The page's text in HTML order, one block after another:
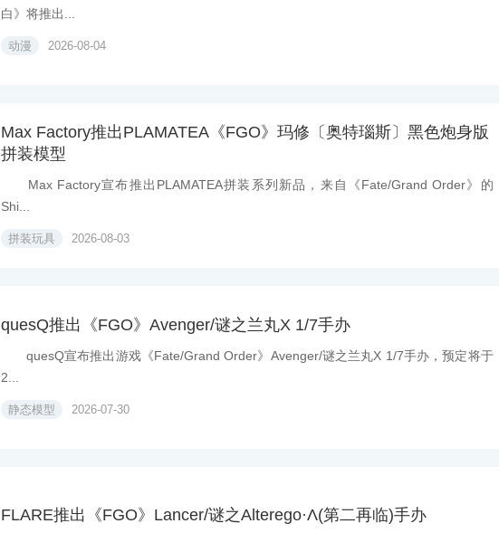
白》将推出...
动漫 2026-08-04
Max Factory推出PLAMATEA《FGO》玛修〔奥特瑙斯〕黑色炮身版
拼装模型
Max Factory宣布推出PLAMATEA拼装系列新品，来自《Fate/Grand Order》的
Shi...
拼装玩具 2026-08-03
quesQ推出《FGO》Avenger/谜之兰丸X 1/7手办
quesQ宣布推出游戏《Fate/Grand Order》Avenger/谜之兰丸X 1/7手办，预定将于
2...
静态模型 2026-07-30
FLARE推出《FGO》Lancer/谜之Alterego·Λ(第二再临)手办